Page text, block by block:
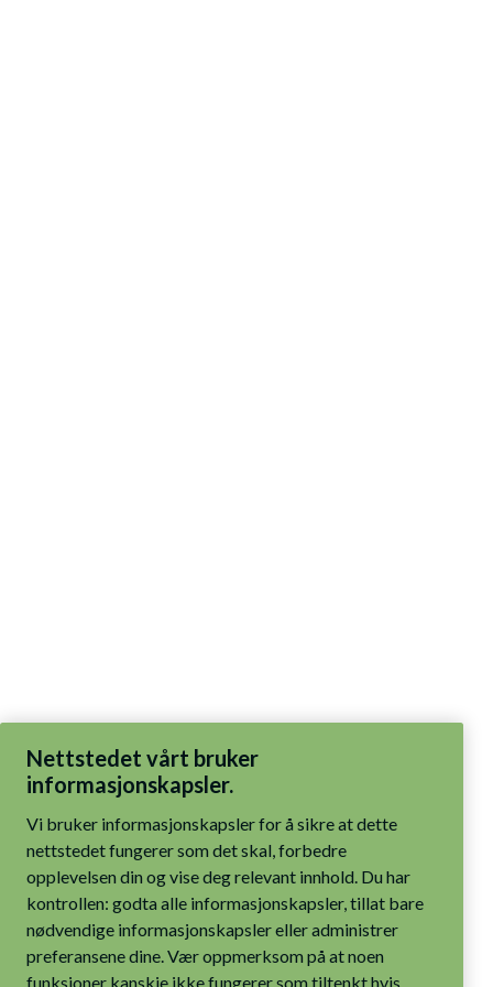
informasjonskapsler.
nettstedet fungerer som det skal, forbedre
opplevelsen din og vise deg relevant innhold. Du har
kontrollen: godta alle informasjonskapsler, tillat bare
nødvendige informasjonskapsler eller administrer
preferansene dine. Vær oppmerksom på at noen
funksjoner kanskje ikke fungerer som tiltenkt hvis